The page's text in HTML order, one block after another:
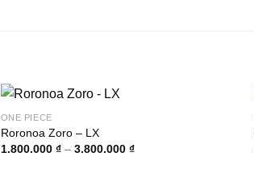
ONE PIECE
Roronoa Zoro – LX
1.800.000 ₫ – 3.800.000 ₫Khoảng